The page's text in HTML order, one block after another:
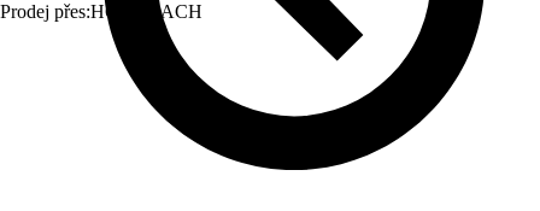
Prodej přes:HORNBACH